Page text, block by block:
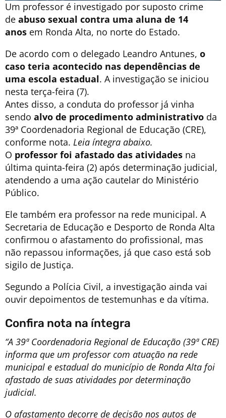
Um professor é investigado por suposto crime
de abuso sexual contra uma aluna de 14
anos em Ronda Alta, no norte do Estado.
De acordo com o delegado Leandro Antunes, o
caso teria acontecido nas dependências de
uma escola estadual. A investigação se iniciou
nesta terça-feira (7).
Antes disso, a conduta do professor já vinha
sendo alvo de procedimento administrativo da
39ª Coordenadoria Regional de Educação (CRE),
conforme nota. Leia íntegra abaixo.
O professor foi afastado das atividades na
última quinta-feira (2) após determinação judicial,
atendendo a uma ação cautelar do Ministério
Público.
Ele também era professor na rede municipal. A
Secretaria de Educação e Desporto de Ronda Alta
confirmou o afastamento do profissional, mas
não repassou informações, já que caso está sob
sigilo de Justiça.
Segundo a Polícia Civil, a investigação ainda vai
ouvir depoimentos de testemunhas e da vítima.
Confira nota na íntegra
“A 39ª Coordenadoria Regional de Educação (39ª CRE)
informa que um professor com atuação na rede
municipal e estadual do município de Ronda Alta foi
afastado de suas atividades por determinação
judicial.
O afastamento decorre de decisão nos autos de